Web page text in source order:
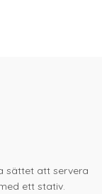
sättet att servera
ett stativ.